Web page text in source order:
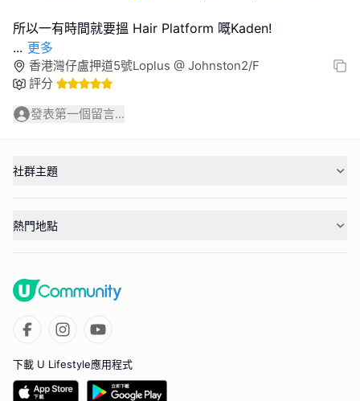
... 更多
香港灣仔盧押道5號Loplus @ Johnston2/F
評分
發表第一個留言...
社群主題
熱門地點
下載 U Lifestyle應用程式